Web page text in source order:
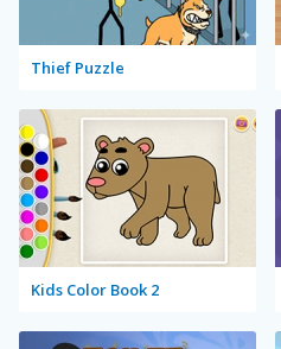
Thief Puzzle
Kids Color Book 2